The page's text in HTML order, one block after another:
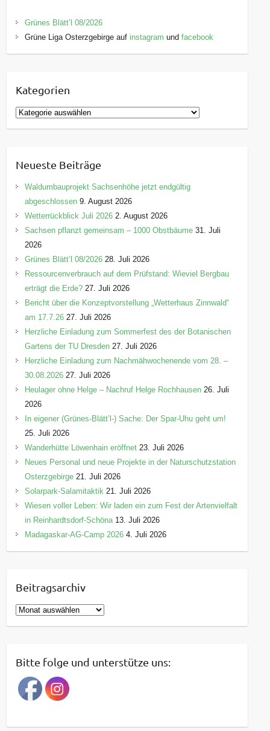
Grünes Blätt’l 08/2026
Grüne Liga Osterzgebirge auf instagram undfacebook
Kategorien
K
a
g
o
i
e
Neueste Beiträge
Waldumbauprojekt Sachsenhöhe jetzt endgültig
abgeschlossen 9. August 2026
Wetterrückblick Juli 2026 2. August 2026
Sachsen pflanzt gemeinsam – 1000 Obstbäume 31. Juli
2026
Grünes Blätt’l 08/2026 28. Juli 2026
Ressourcenverbrauch auf dem Prüfstand: Wieviel Bergbau
erträgt die Erde? 27. Juli 2026
Bericht über die Konzeptvorstellung „Wetterhaus Zinnwald“
am 17.7.26 27. Juli 2026
Herzliche Einladung zum Sommerfest des der Botanischen
Gartens der TU Dresden 27. Juli 2026
Herzliche Einladung zum Nachmähwochenende vom 28. –
30.08.2026 27. Juli 2026
Heulager ohne Helge – Nachruf Helge Rochhausen 26. Juli
2026
In eigener (Grünes-Blätt’l-) Sache: Der Spar-Uhu geht um!
25. Juli 2026
Wanderhütte Löwenhain eröffnet 23. Juli 2026
Neues Personal und neue Projekte in der Naturschutzstation
Osterzgebirge 21. Juli 2026
Solarpark-Salamitaktik 21. Juli 2026
Wiesen voller Leben: Wir laden ein zum Fest der Artenvielfalt
in Reinhardtsdorf-Schöna 13. Juli 2026
Madagaskar-AG-Camp 2026 4. Juli 2026
Beitragsarchiv
B
e
r
a
g
a
Bitte folge und unterstütze uns: